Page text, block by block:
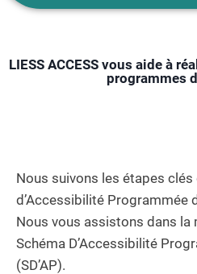
LIESS ACCESS vous aide à
programmes
Nous suivons les étapes
d’Accessibilité Programmée
Nous vous assistons dans la
Schéma D’Accessibilité
(SD’AP).